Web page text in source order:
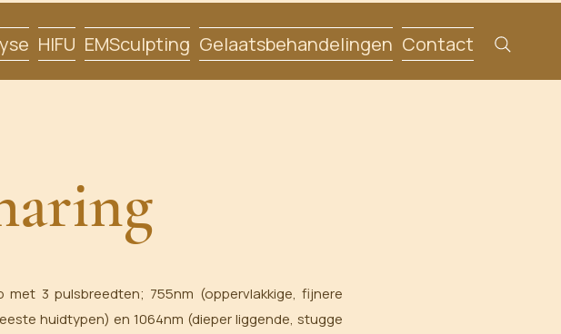
HIFU EMSculpting Gelaatsbehandelingen Contact
met 3 pulsbreedten; 755nm (oppervlakkige, fijnere
huidtypen) en 1064nm (dieper liggende, stugge